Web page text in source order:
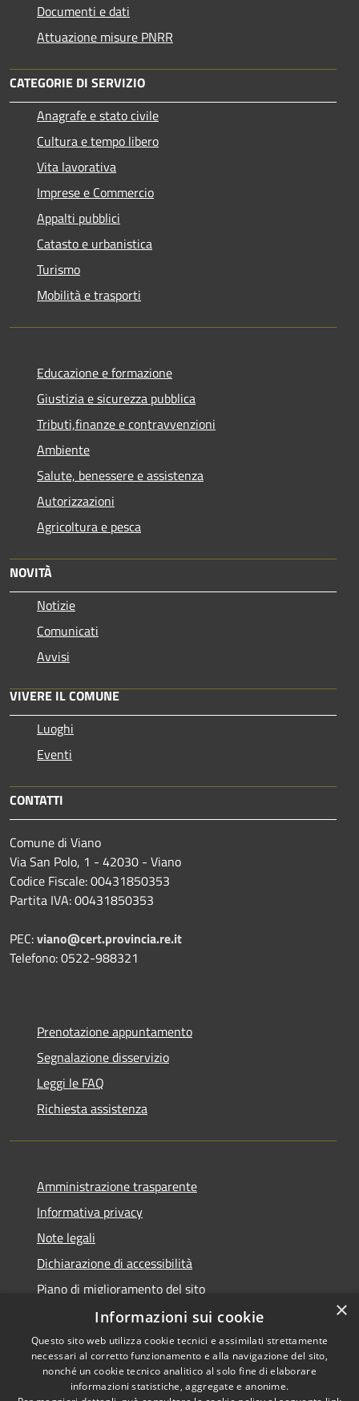
Documenti e dati
Attuazione misure PNRR
CATEGORIE DI SERVIZIO
Anagrafe e stato civile
Cultura e tempo libero
Vita lavorativa
Imprese e Commercio
Appalti pubblici
Catasto e urbanistica
Turismo
Mobilità e trasporti
Educazione e formazione
Giustizia e sicurezza pubblica
Tributi,finanze e contravvenzioni
Ambiente
Salute, benessere e assistenza
Autorizzazioni
Agricoltura e pesca
NOVITÀ
Notizie
Comunicati
Avvisi
VIVERE IL COMUNE
Luoghi
Eventi
CONTATTI
Comune di Viano
Via San Polo, 1 - 42030 - Viano
Codice Fiscale: 00431850353
Partita IVA: 00431850353
PEC:viano@cert.provincia.re.it
Telefono: 0522-988321
Prenotazione appuntamento
Segnalazione disservizio
Leggi le FAQ
Richiesta assistenza
Amministrazione trasparente
Informativa privacy
Note legali
Dichiarazione di accessibilità
Piano di miglioramento del sito
Accessibilità
Copyright © 2026 • Comune di
Viano • Powered by
×
Informazioni sui cookie
Questo sito web utilizza cookie tecnici e assimilati strettamente
necessari al corretto funzionamento e alla navigazione del sito,
nonché un cookie tecnico analitico al solo fine di elaborare
informazioni statistiche, aggregate e anonime.